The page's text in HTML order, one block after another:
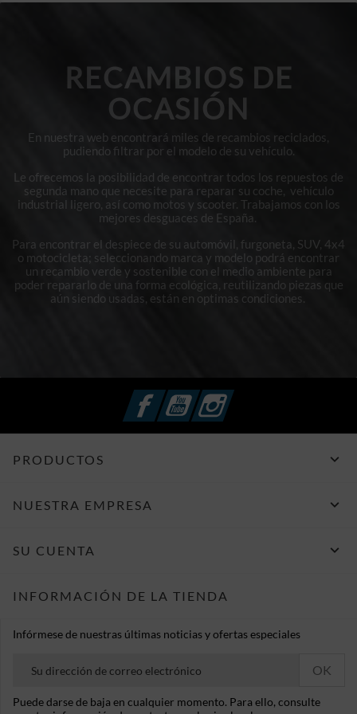
RECAMBIOS DE
OCASIÓN
En nuestra web encontrará miles de recambios reciclados,
pudiendo filtrar por el modelo de su vehículo.
Le ofrecemos la posibilidad de encontrar todos los repuestos de
segunda mano que necesite para reparar su coche, vehículo
industrial ligero, así como motos y scooter. Trabajamos con los
mejores desguaces de España.
Para encontrar el despiece de su automóvil, furgoneta, SUV, 4x4
o motocicleta; seleccionando marca y modelo podrá encontrar
un recambio verde y sostenible con el medio ambiente para
poder repararlo de una forma ecológica, reutilizando piezas que
aún siendo usadas, están en optimas condiciones.
FacebookYouTubeInstagram
PRODUCTOS 
NUESTRA EMPRESA 
SU CUENTA 
INFORMACIÓN DE LA TIENDA
Infórmese de nuestras últimas noticias y ofertas especiales
Puede darse de baja en cualquier momento. Para ello, consulte